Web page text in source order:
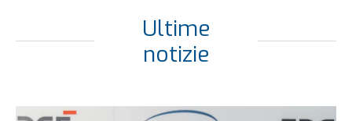
Ultime
notizie